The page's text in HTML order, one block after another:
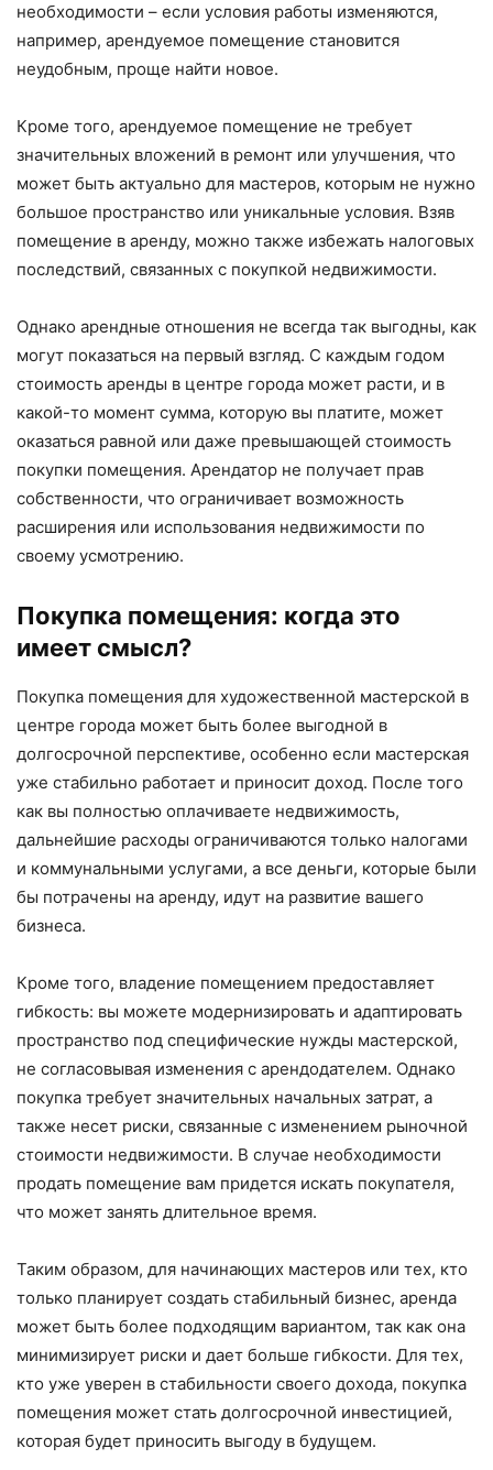
необходимости – если условия работы изменяются,
например, арендуемое помещение становится
неудобным, проще найти новое.
Кроме того, арендуемое помещение не требует
значительных вложений в ремонт или улучшения, что
может быть актуально для мастеров, которым не нужно
большое пространство или уникальные условия. Взяв
помещение в аренду, можно также избежать налоговых
последствий, связанных с покупкой недвижимости.
Однако арендные отношения не всегда так выгодны, как
могут показаться на первый взгляд. С каждым годом
стоимость аренды в центре города может расти, и в
какой-то момент сумма, которую вы платите, может
оказаться равной или даже превышающей стоимость
покупки помещения. Арендатор не получает прав
собственности, что ограничивает возможность
расширения или использования недвижимости по
своему усмотрению.
Покупка помещения: когда это
имеет смысл?
Покупка помещения для художественной мастерской в
центре города может быть более выгодной в
долгосрочной перспективе, особенно если мастерская
уже стабильно работает и приносит доход. После того
как вы полностью оплачиваете недвижимость,
дальнейшие расходы ограничиваются только налогами
и коммунальными услугами, а все деньги, которые были
бы потрачены на аренду, идут на развитие вашего
бизнеса.
Кроме того, владение помещением предоставляет
гибкость: вы можете модернизировать и адаптировать
пространство под специфические нужды мастерской,
не согласовывая изменения с арендодателем. Однако
покупка требует значительных начальных затрат, а
также несет риски, связанные с изменением рыночной
стоимости недвижимости. В случае необходимости
продать помещение вам придется искать покупателя,
что может занять длительное время.
Таким образом, для начинающих мастеров или тех, кто
только планирует создать стабильный бизнес, аренда
может быть более подходящим вариантом, так как она
минимизирует риски и дает больше гибкости. Для тех,
кто уже уверен в стабильности своего дохода, покупка
помещения может стать долгосрочной инвестицией,
которая будет приносить выгоду в будущем.